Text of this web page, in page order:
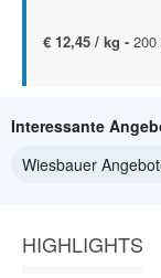
€ 12,45 / kg - 200
Interessante
Wiesbauer
HIGHLIGHTS